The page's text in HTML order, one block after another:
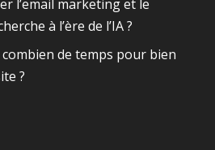
l’email marketing et le
à l’ère de l’IA ?
de temps pour bien
?